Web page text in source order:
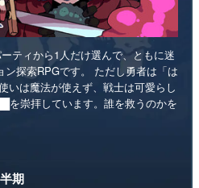
ティから1人だけ選んで、ともに迷
探索RPGです。 ただし勇者は「は
いは魔法が使えず、戦士は可愛らし
を崇拝しています。誰を救うのかを
期